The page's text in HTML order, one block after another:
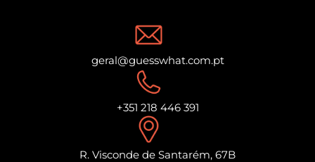
geral@guesswhat.com.pt
+351 218 446 391
R. Visconde de Santarém, 67B